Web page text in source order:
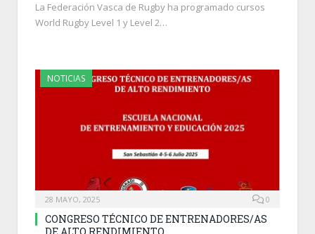
La Federación Vasca de Rugby ha programado cursos
World Rugby Level 1 y Level 2…
NOTICIAS
28 MAYO, 2025 0
CONGRESO TÉCNICO DE ENTRENADORES/AS
DE ALTO RENDIMIENTO